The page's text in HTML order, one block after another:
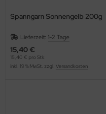
Spanngarn Sonnengelb 200g
Lieferzeit: 1-2 Tage
15,40 €
15,40 € pro Stk
inkl. 19 % MwSt. zzgl. Versandkosten